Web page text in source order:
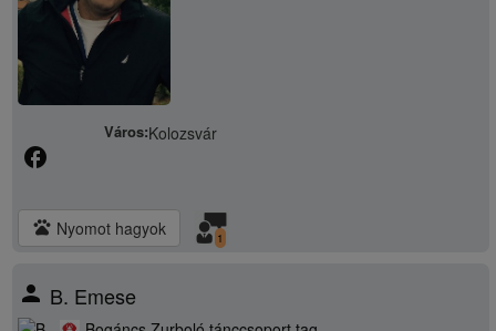
Város:Kolozsvár
facebook
pets Nyomot hagyok 1
person B. Emese